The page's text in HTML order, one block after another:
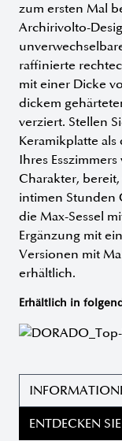
zum ersten Mal
Archirivolto-
raffinierte
mit einer Dicke
dickem
verziert. Stellen
Keramikplatte
Ihres
Charakter,
intimen Stunden
die Max-Sessel
Ergänzung mit
Versionen mit
erhältlich.
Erhältlich in
ENTDECKEN